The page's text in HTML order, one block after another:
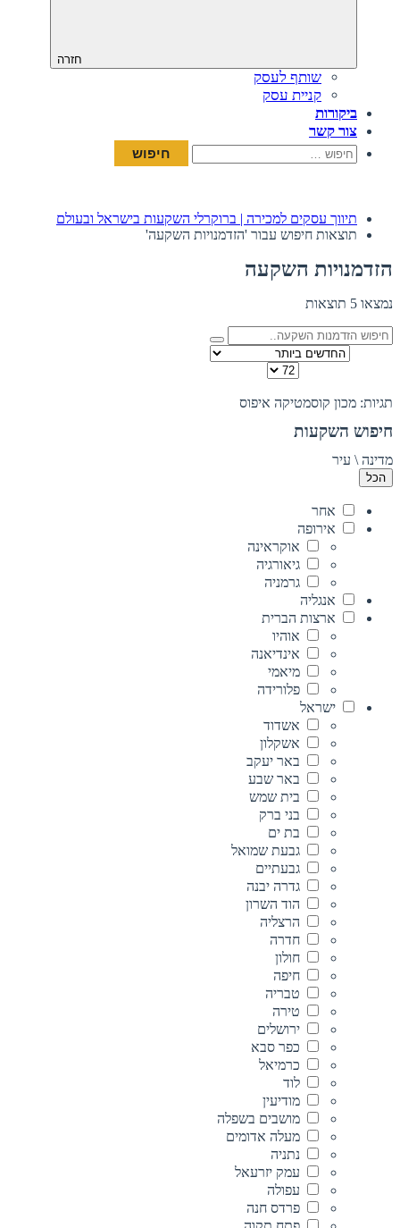
חזרה
שותף לעסק
קניית עסק
ביקורות
צור קשר
חיפוש:
תיווך עסקים למכירה | ברוקרלי השקעות בישראל ובעולם
תוצאות חיפוש עבור 'הזדמנויות השקעה'
הזדמנויות השקעה
נמצאו 5 תוצאות
תגיות: מכון קוסמטיקה איפוס
חיפוש השקעות
מדינה \ עיר
הכל
אחר
אירופה
אוקראינה
גיאורגיה
גרמניה
אנגליה
ארצות הברית
אוהיו
אינדיאנה
מיאמי
פלורידה
ישראל
אשדוד
אשקלון
באר יעקב
באר שבע
בית שמש
בני ברק
בת ים
גבעת שמואל
גבעתיים
גדרה יבנה
הוד השרון
הרצליה
חדרה
חולון
חיפה
טבריה
טירה
ירושלים
כפר סבא
כרמיאל
לוד
מודיעין
מושבים בשפלה
מעלה אדומים
נתניה
עמק יזרעאל
עפולה
פרדס חנה